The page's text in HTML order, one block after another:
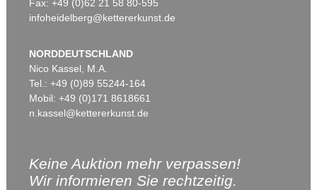
Fax: +49 (0)62 21 58 80-595
infoheidelberg@kettererkunst.de
NORDDEUTSCHLAND
Nico Kassel, M.A.
Tel.: +49 (0)89 55244-164
Mobil: +49 (0)171 8618661
n.kassel@kettererkunst.de
Keine Auktion mehr verpassen!
Wir informieren Sie rechtzeitig.